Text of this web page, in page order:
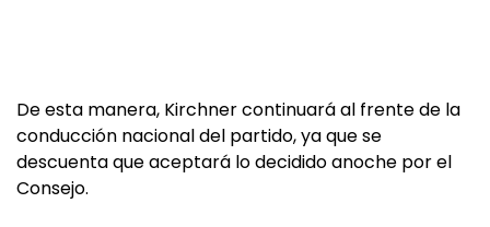
De esta manera, Kirchner continuará al frente de la
conducción nacional del partido, ya que se
descuenta que aceptará lo decidido anoche por el
Consejo.